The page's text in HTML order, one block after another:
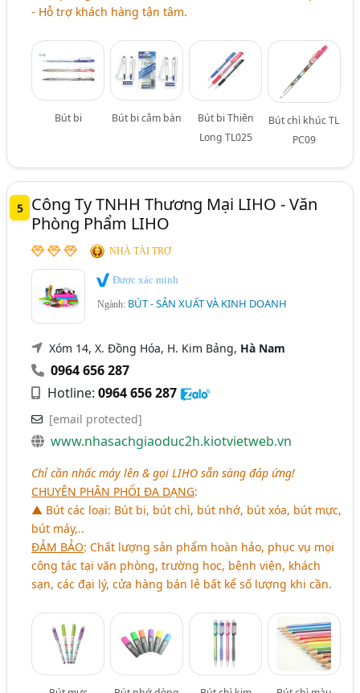
- Hỗ trợ khách hàng tận tâm.
Bút bi Bút bi cắm bàn
Bút bi Thiên
Long TL025
Bút chì khúc TL
PC09
5
Công Ty TNHH Thương Mại LIHO - Văn
Phòng Phẩm LIHO
NHÀ TÀI TRỢ
Được xác minh
Ngành: BÚT - SẢN XUẤT VÀ KINH DOANH
Xóm 14, X. Đồng Hóa, H. Kim Bảng, Hà Nam
0964 656 287
Hotline:0964 656 287
[email protected]
www.nhasachgiaoduc2h.kiotvietweb.vn
Chỉ cần nhấc máy lên & gọi LIHO sẵn sàng đáp ứng!
CHUYÊN PHÂN PHỐI ĐA DẠNG:
▲ Bút các loại: Bút bi, bút chì, bút nhớ, bút xóa, bút mực,
bút máy,..
ĐẢM BẢO: Chất lượng sản phẩm hoàn hảo, phục vụ mọi
công tác tại văn phòng, trường học, bệnh viện, khách
sạn, các đại lý, cửa hàng bán lẻ bất kể số lượng khi cần.